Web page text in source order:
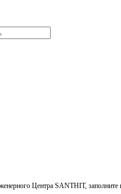
Центра SANTHIT,